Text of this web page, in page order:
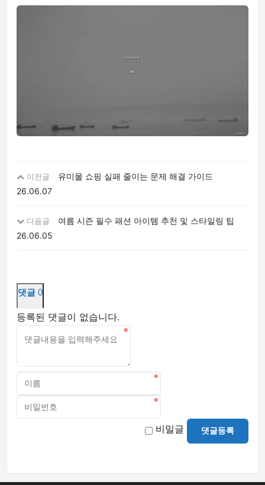
이전글
유미몰 쇼핑 실패 줄이는 문제 해결 가이드
26.06.07
다음글
여름 시즌 필수 패션 아이템 추천 및 스타일링 팁
26.06.05
댓글 0
등록된 댓글이 없습니다.
비밀글 댓글등록